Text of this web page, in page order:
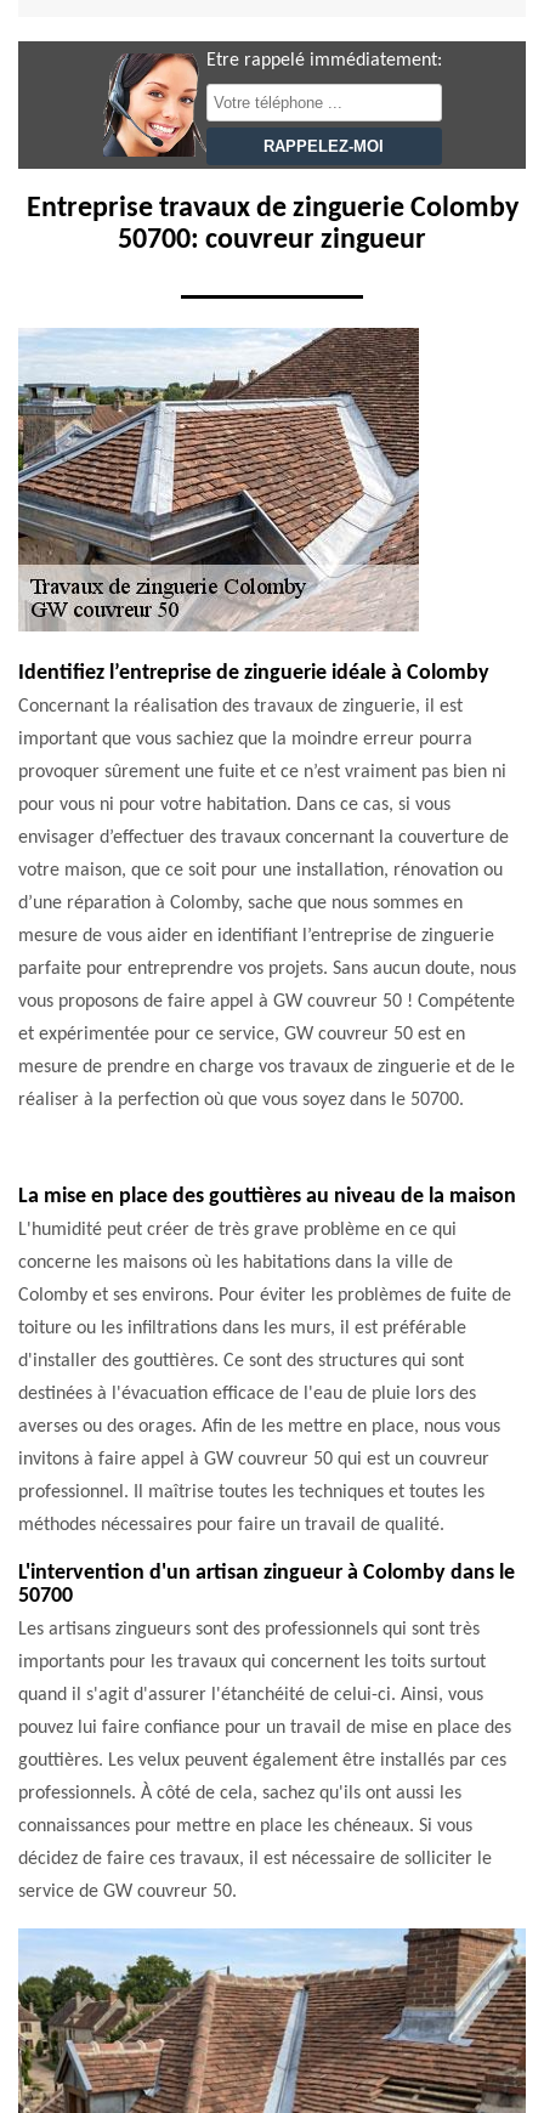
Etre rappelé immédiatement:
Entreprise travaux de zinguerie Colomby
50700: couvreur zingueur
Identifiez l’entreprise de zinguerie idéale à Colomby
Concernant la réalisation des travaux de zinguerie, il est
important que vous sachiez que la moindre erreur pourra
provoquer sûrement une fuite et ce n’est vraiment pas bien ni
pour vous ni pour votre habitation. Dans ce cas, si vous
envisager d’effectuer des travaux concernant la couverture de
votre maison, que ce soit pour une installation, rénovation ou
d’une réparation à Colomby, sache que nous sommes en
mesure de vous aider en identifiant l’entreprise de zinguerie
parfaite pour entreprendre vos projets. Sans aucun doute, nous
vous proposons de faire appel à GW couvreur 50 ! Compétente
et expérimentée pour ce service, GW couvreur 50 est en
mesure de prendre en charge vos travaux de zinguerie et de le
réaliser à la perfection où que vous soyez dans le 50700.
La mise en place des gouttières au niveau de la maison
L'humidité peut créer de très grave problème en ce qui
concerne les maisons où les habitations dans la ville de
Colomby et ses environs. Pour éviter les problèmes de fuite de
toiture ou les infiltrations dans les murs, il est préférable
d'installer des gouttières. Ce sont des structures qui sont
destinées à l'évacuation efficace de l'eau de pluie lors des
averses ou des orages. Afin de les mettre en place, nous vous
invitons à faire appel à GW couvreur 50 qui est un couvreur
professionnel. Il maîtrise toutes les techniques et toutes les
méthodes nécessaires pour faire un travail de qualité.
L'intervention d'un artisan zingueur à Colomby dans le
50700
Les artisans zingueurs sont des professionnels qui sont très
importants pour les travaux qui concernent les toits surtout
quand il s'agit d'assurer l'étanchéité de celui-ci. Ainsi, vous
pouvez lui faire confiance pour un travail de mise en place des
gouttières. Les velux peuvent également être installés par ces
professionnels. À côté de cela, sachez qu'ils ont aussi les
connaissances pour mettre en place les chéneaux. Si vous
décidez de faire ces travaux, il est nécessaire de solliciter le
service de GW couvreur 50.